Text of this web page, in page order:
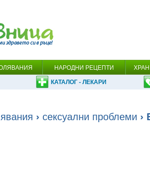
НАРОДНИ РЕЦЕПТИ
КАТАЛОГ - ЛЕКАРИ
› сексуални проблеми ›